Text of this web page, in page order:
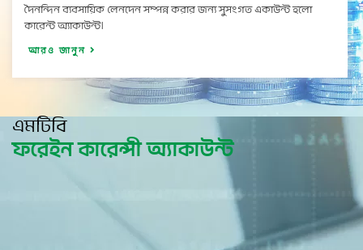
দৈনন্দিন ব্যবসায়িক লেনদেন সম্পন্ন করার জন্য সুসংগত একাউন্ট হলো
কারেন্ট অ্যাকাউন্ট।
আরও জানুন
এমটিবি
ফরেইন কারেন্সী অ্যাকাউন্ট